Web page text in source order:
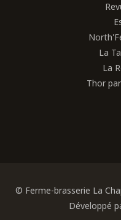
La
La
Thor
© Ferme-brasserie La
Développé